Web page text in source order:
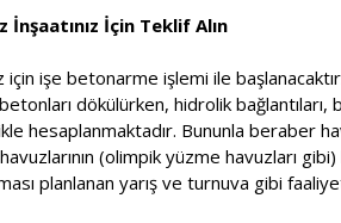
İnşaatınız İçin Teklif Alın
için işe betonarme işlemi ile
dökülürken, hidrolik
hesaplanmaktadır. Bununla beraber
(olimpik yüzme havuzları
planlanan yarış ve turnuva gibi